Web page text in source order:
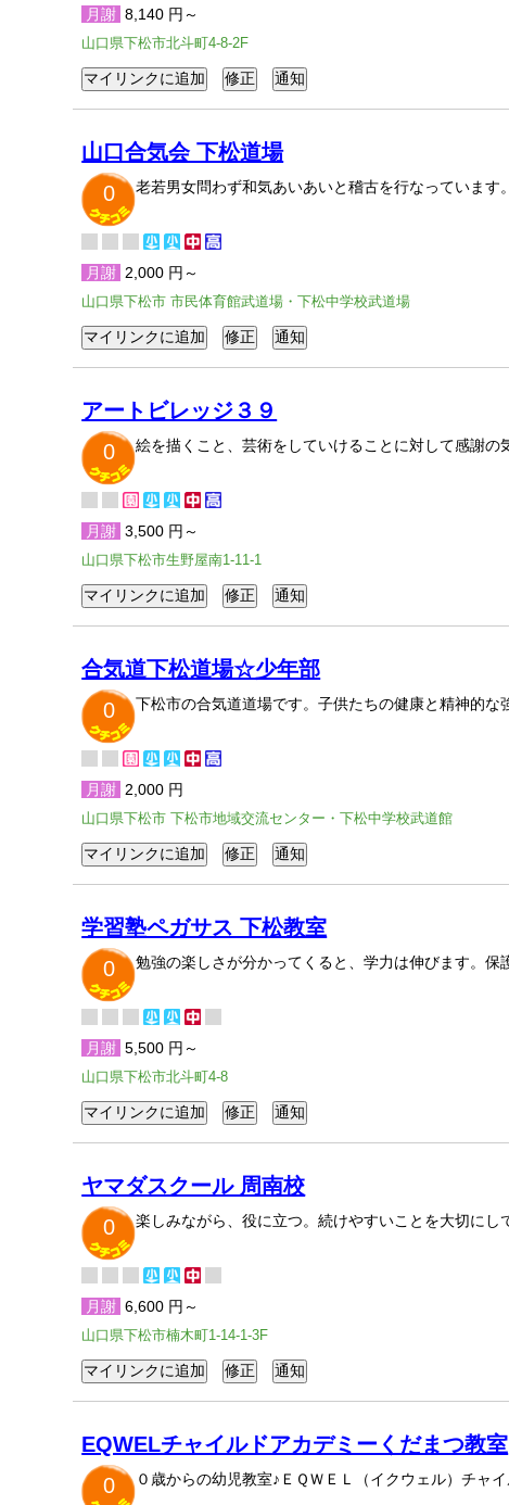
月謝 8,140 円～
山口県下松市北斗町4-8-2F
山口合気会 下松道場
0
老若男女問わず和気あいあいと稽古を行なっていま
月謝 2,000 円～
山口県下松市 市民体育館武道場・下松中学校武道場
アートビレッジ３９
0
絵を描くこと、芸術をしていけることに対して感謝の
月謝 3,500 円～
山口県下松市生野屋南1-11-1
合気道下松道場☆少年部
0
下松市の合気道道場です。子供たちの健康と精神的な
月謝 2,000 円
山口県下松市 下松市地域交流センター・下松中学校武道館
学習塾ペガサス 下松教室
0
勉強の楽しさが分かってくると、学力は伸びます。
月謝 5,500 円～
山口県下松市北斗町4-8
ヤマダスクール 周南校
0
楽しみながら、役に立つ。続けやすいことを大切にし
月謝 6,600 円～
山口県下松市楠木町1-14-1-3F
EQWELチャイルドアカデミーくだまつ教室
0
０歳からの幼児教室♪ＥＱＷＥＬ（イクウェル）チャ